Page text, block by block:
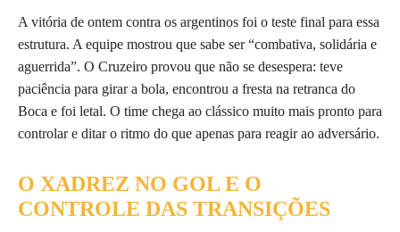
A vitória de ontem contra os argentinos foi o teste final para essa
estrutura. A equipe mostrou que sabe ser “combativa, solidária e
aguerrida”. O Cruzeiro provou que não se desespera: teve
paciência para girar a bola, encontrou a fresta na retranca do
Boca e foi letal. O time chega ao clássico muito mais pronto para
controlar e ditar o ritmo do que apenas para reagir ao adversário.
O XADREZ NO GOL E O
CONTROLE DAS TRANSIÇÕES